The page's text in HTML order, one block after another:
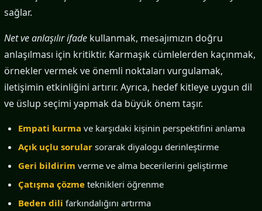
sağlar.
Net ve anlaşılır ifadekullanmak, mesajımızın doğru
anlaşılması için kritiktir. Karmaşık cümlelerden kaçınmak,
örnekler vermek ve önemli noktaları vurgulamak,
iletişimin etkinliğini artırır. Ayrıca, hedef kitleye uygun dil
ve üslup seçimi yapmak da büyük önem taşır.
Empati kurma ve karşıdaki kişinin perspektifini anlama
Açık uçlu sorularsorarak diyalogu derinleştirme
Geri bildirim verme ve alma becerilerini geliştirme
Çatışma çözmeteknikleri öğrenme
Beden dili farkındalığını artırma